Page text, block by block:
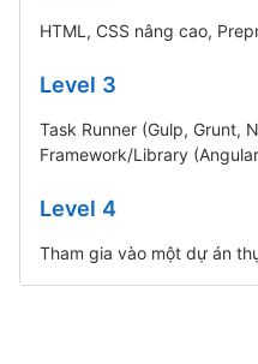
HTML, CSS nâng cao,
Level 3
Task Runner (Gulp, Grunt,
Framework/Library
Level 4
Tham gia vào một dự án